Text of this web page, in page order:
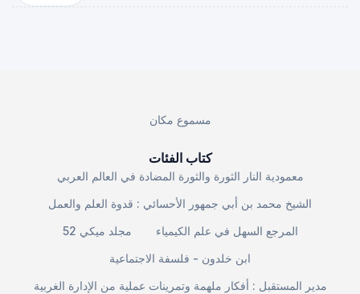
مسموع مكان
كتاب الفئات
معمودية النار الثورة والثورة المضادة في العالم العربي
الشيخ محمد بن أبي جمهور الأحسائي : قدوة العلم والعمل
مجلد ميكي 52
المرجع السهل في علم الكيمياء
ابن خلدون - فلسفة الاجتماعية
مدير المستقبل : أفكار ملهمة وتمرينات عملية من الإدارة الغربية